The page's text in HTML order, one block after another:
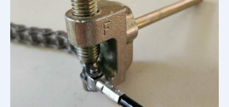
Le Kit Cuisine
Véhicules compatibles
Accessoires Kayak